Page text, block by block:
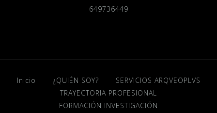
649736449
Inicio ¿QUIÉN SOY?
SERVICIOS ARQVEOPLVS
TRAYECTORIA PROFESIONAL
FORMACIÓN INVESTIGACIÓN